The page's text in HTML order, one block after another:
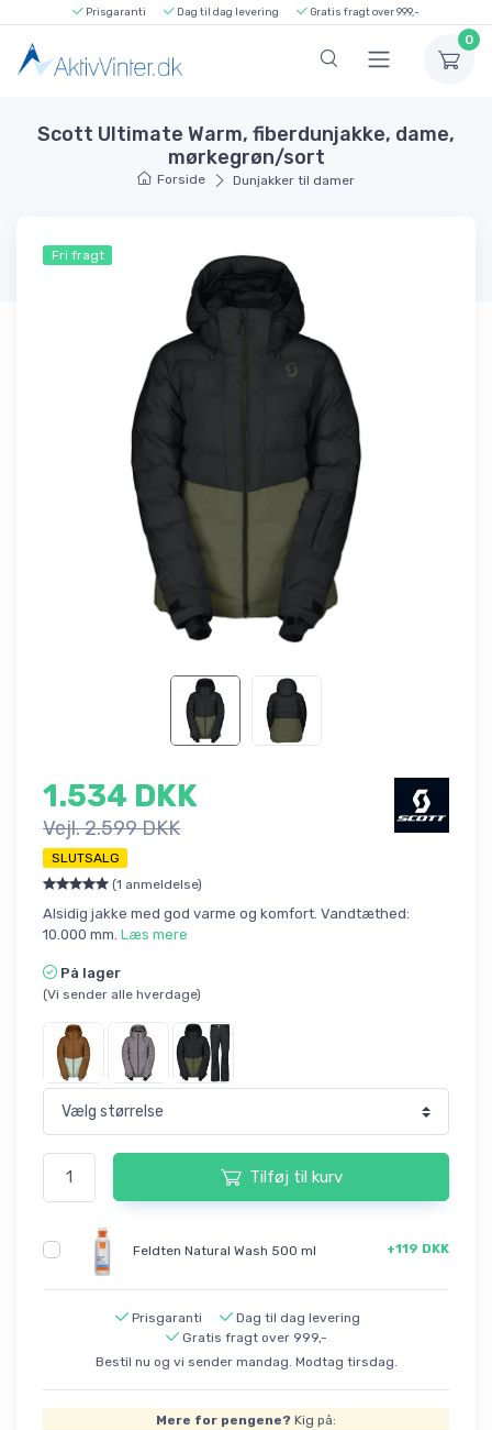
Prisgaranti Dag til dag levering Gratis fragt over 999,-
0
Scott Ultimate Warm, fiberdunjakke, dame,
mørkegrøn/sort
Forside Dunjakker til damer
Fri fragt
1.534 DKK
Vejl. 2.599 DKK
SLUTSALG
(1 anmeldelse)
Alsidig jakke med god varme og komfort. Vandtæthed:
10.000 mm. Læs mere
På lager
(Vi sender alle hverdage)
Tilføj til kurv
Feldten Natural Wash 500 ml +119 DKK
Prisgaranti
Dag til dag levering
Gratis fragt over 999,-
Bestil nu og vi sender mandag. Modtag tirsdag.
Mere for pengene? Kig på: